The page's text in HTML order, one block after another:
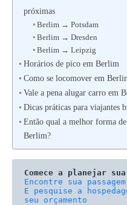
próximas
Berlim → Potsdam
Berlim → Dresden
Berlim → Leipzig
Horários de pico em Berlim
Como se locomover em
Vale a pena alugar carro em
Dicas práticas para viajantes
Então qual a melhor forma
Berlim?
Comece a planejar
E pesquise a
seu orçamento